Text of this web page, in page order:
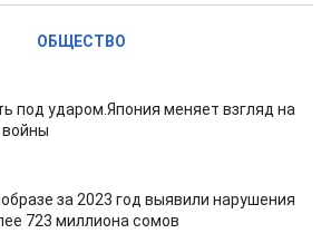
ОБЩЕСТВО
под ударом.Япония меняет взгляд на
войны
за 2023 год выявили нарушения
723 миллиона сомов